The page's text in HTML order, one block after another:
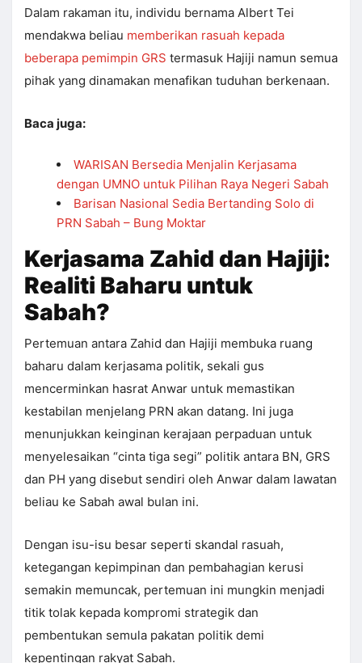
Dalam rakaman itu, individu bernama Albert Tei
mendakwa beliau memberikan rasuah kepada
beberapa pemimpin GRS termasuk Hajiji namun semua
pihak yang dinamakan menafikan tuduhan berkenaan.
Baca juga:
WARISAN Bersedia Menjalin Kerjasama
dengan UMNO untuk Pilihan Raya Negeri Sabah
Barisan Nasional Sedia Bertanding Solo di
PRN Sabah – Bung Moktar
Kerjasama Zahid dan Hajiji:
Realiti Baharu untuk
Sabah?
Pertemuan antara Zahid dan Hajiji membuka ruang
baharu dalam kerjasama politik, sekali gus
mencerminkan hasrat Anwar untuk memastikan
kestabilan menjelang PRN akan datang. Ini juga
menunjukkan keinginan kerajaan perpaduan untuk
menyelesaikan “cinta tiga segi” politik antara BN, GRS
dan PH yang disebut sendiri oleh Anwar dalam lawatan
beliau ke Sabah awal bulan ini.
Dengan isu-isu besar seperti skandal rasuah,
ketegangan kepimpinan dan pembahagian kerusi
semakin memuncak, pertemuan ini mungkin menjadi
titik tolak kepada kompromi strategik dan
pembentukan semula pakatan politik demi
kepentingan rakyat Sabah.